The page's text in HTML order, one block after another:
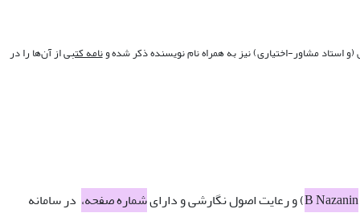
استاد مشاور-اختیاری) نیز به همراه نام نویسنده ذکر شده ونامه کتبیاز آن‌ها را در
B Nazanin) و رعایت اصول نگارشی و دارایشماره صفحه، در سامانه